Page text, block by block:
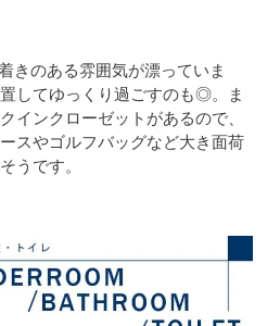
きのある雰囲気が漂っていま
してゆっくり過ごすのも◎。ま
インクローゼットがあるので、
スやゴルフバッグなど大き面荷
うです。